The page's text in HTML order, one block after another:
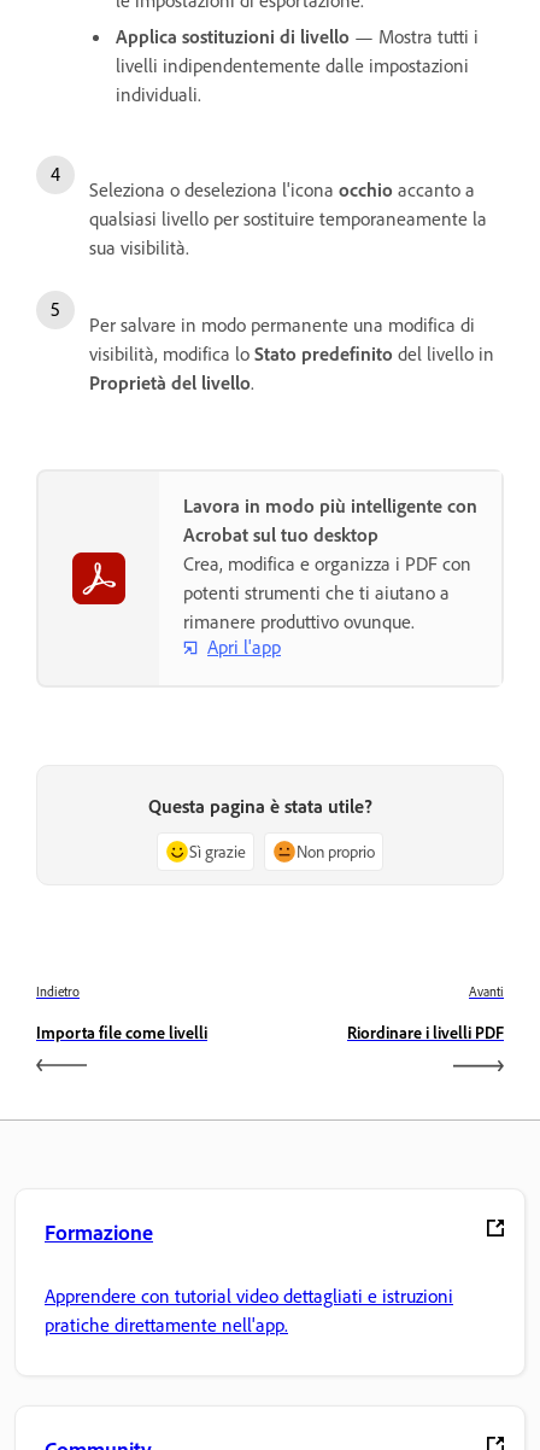
Applica sostituzioni di livello — Mostra tutti i
livelli indipendentemente dalle impostazioni
individuali.
Seleziona o deseleziona l'icona occhio accanto a
qualsiasi livello per sostituire temporaneamente la
sua visibilità.
Per salvare in modo permanente una modifica di
visibilità, modifica lo Stato predefinito del livello in
Proprietà del livello.
Lavora in modo più intelligente con
Acrobat sul tuo desktop
Crea, modifica e organizza i PDF con
potenti strumenti che ti aiutano a
rimanere produttivo ovunque.
Apri l'app
Questa pagina è stata utile?
Sì grazie Non proprio
Indietro
Importa file come livelli
Avanti
Riordinare i livelli PDF
Formazione
Apprendere con tutorial video dettagliati e istruzioni
pratiche direttamente nell'app.